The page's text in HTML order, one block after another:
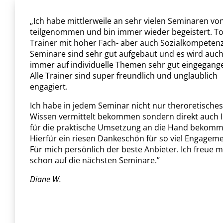
„Ich habe mittlerweile an sehr vielen Seminaren
teilgenommen und bin immer wieder begeistert.
Trainer mit hoher Fach- aber auch
Seminare sind sehr gut aufgebaut und es wird auch
immer auf individuelle Themen sehr gut
Alle Trainer sind super freundlich und unglaublich
engagiert.
Ich habe in jedem Seminar nicht nur theroretisches
Wissen vermittelt bekommen sondern direkt auch
für die praktische Umsetzung an die Hand
Hierfür ein riesen Dankeschön für so viel
Für mich persönlich der beste Anbieter. Ich freue
schon auf die nächsten Seminare.”
Diane W.